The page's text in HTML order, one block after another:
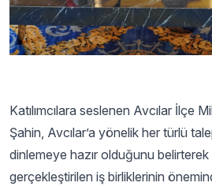
Katılımcılara seslenen Avcılar İlçe
Şahin, Avcılar’a yönelik her türlü
dinlemeye hazır olduğunu belirterek
gerçekleştirilen iş birliklerinin